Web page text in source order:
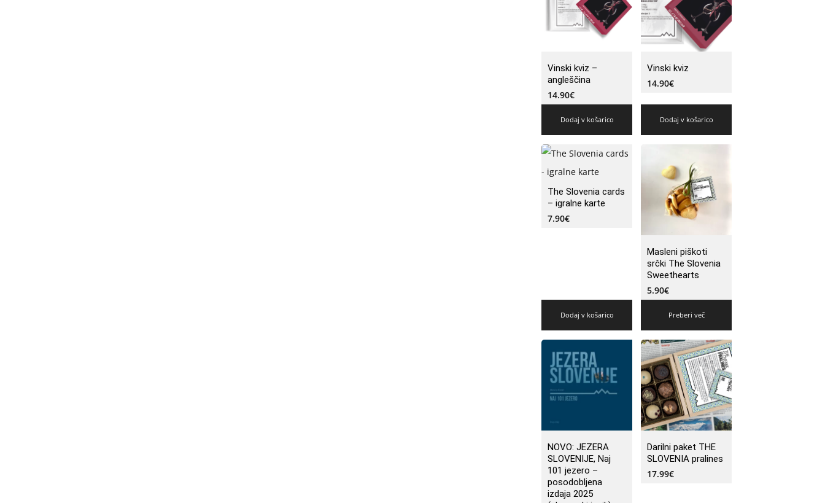
Vinski kviz –
angleščina
14.90€
Dodaj v košarico
Vinski kviz
14.90€
Dodaj v košarico
The Slovenia cards
– igralne karte
7.90€
Dodaj v košarico
Masleni piškoti
srčki The Slovenia
Sweethearts
5.90€
Preberi več
NOVO: JEZERA
SLOVENIJE, Naj
101 jezero –
posodobljena
izdaja 2025
Darilni paket THE
SLOVENIA pralines
17.99€